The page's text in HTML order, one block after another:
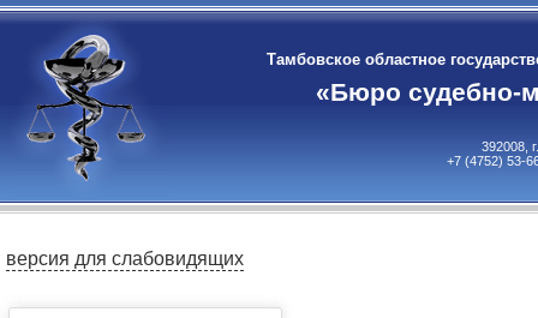
Тамбовское областное
«Бюро судебно-
392008,
+7 (4752) 53-
версия для слабовидящих